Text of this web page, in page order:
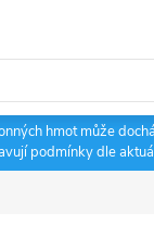
hmot může
podmínky dle